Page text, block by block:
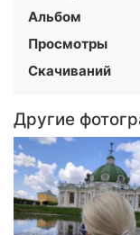
Альбом
Просмотры
Скачиваний
Другие